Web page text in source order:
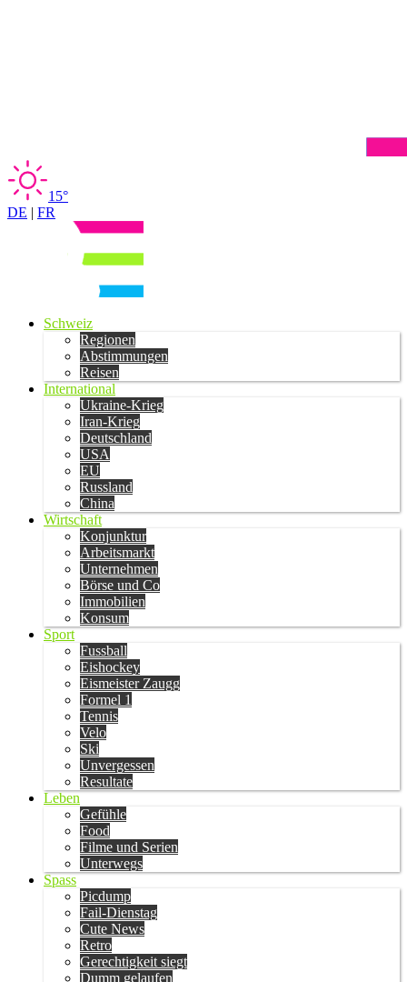
15°
DE | FR
Schweiz
Regionen
Abstimmungen
Reisen
International
Ukraine-Krieg
Iran-Krieg
Deutschland
USA
EU
Russland
China
Wirtschaft
Konjunktur
Arbeitsmarkt
Unternehmen
Börse und Co
Immobilien
Konsum
Sport
Fussball
Eishockey
Eismeister Zaugg
Formel 1
Tennis
Velo
Ski
Unvergessen
Resultate
Leben
Gefühle
Food
Filme und Serien
Unterwegs
Spass
Picdump
Fail-Dienstag
Cute News
Retro
Gerechtigkeit siegt
Dumm gelaufen